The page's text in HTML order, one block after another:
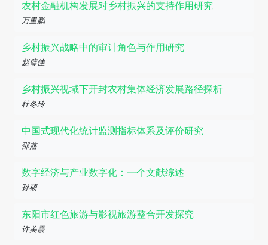
农村金融机构发展对乡村振兴的支持作用研究
万里鹏
乡村振兴战略中的审计角色与作用研究
赵璧佳
乡村振兴视域下开封农村集体经济发展路径探析
杜冬玲
中国式现代化统计监测指标体系及评价研究
邵燕
数字经济与产业数字化：一个文献综述
孙硕
东阳市红色旅游与影视旅游整合开发探究
许美霞